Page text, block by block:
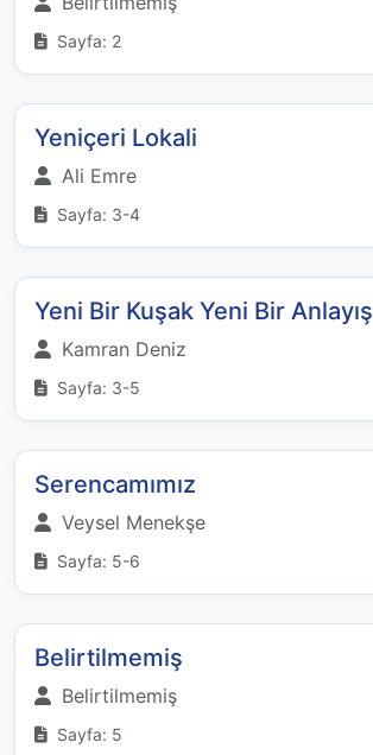
Sayfa: 2
Yeniçeri Lokali
Ali Emre
Sayfa: 3-4
Yeni Bir Kuşak Yeni Bir Anlayış
Kamran Deniz
Sayfa: 3-5
Serencamımız
Veysel Menekşe
Sayfa: 5-6
Belirtilmemiş
Belirtilmemiş
Sayfa: 5